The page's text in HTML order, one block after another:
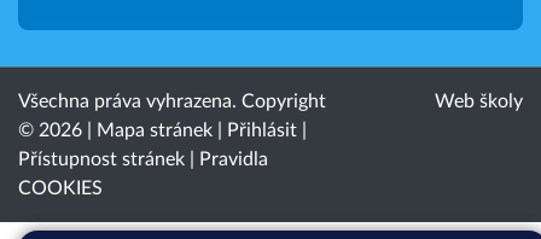
Všechna práva vyhrazena. Copyright
© 2026 |
Mapa stránek Přihlásit
Přístupnost stránek
Pravidla
COOKIES
Web školy